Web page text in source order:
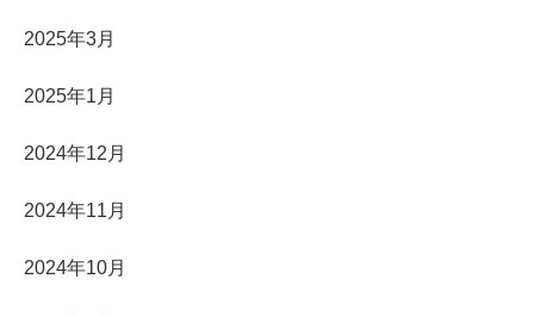
2025年3月
2025年1月
2024年12月
2024年11月
2024年10月